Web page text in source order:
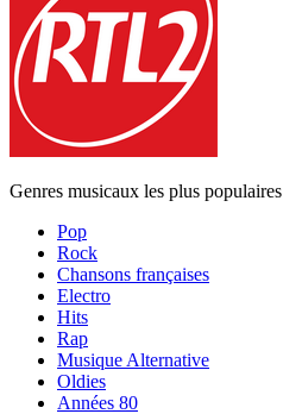
Genres musicaux les plus populaires
Pop
Rock
Chansons françaises
Electro
Hits
Rap
Musique Alternative
Oldies
Années 80